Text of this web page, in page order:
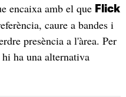
encaixa amb el que Flick
caure a bandes i
presència a l'àrea. Per
ha una alternativa